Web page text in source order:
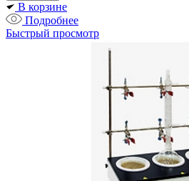
В корзине
Подробнее
Быстрый просмотр